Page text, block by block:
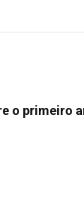
o primeiro